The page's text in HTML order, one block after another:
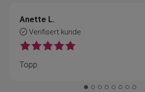
Anette L.
Verifisert kunde
Topp